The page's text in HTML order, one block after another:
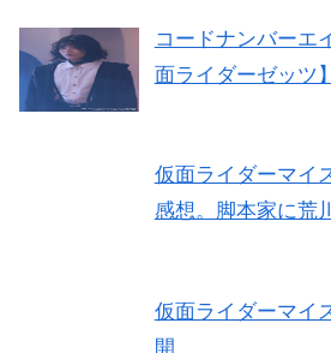
コードナンバーエ
面ライダーゼッツ】
仮面ライダーマイ
感想。脚本家に荒
仮面ライダーマイ
開